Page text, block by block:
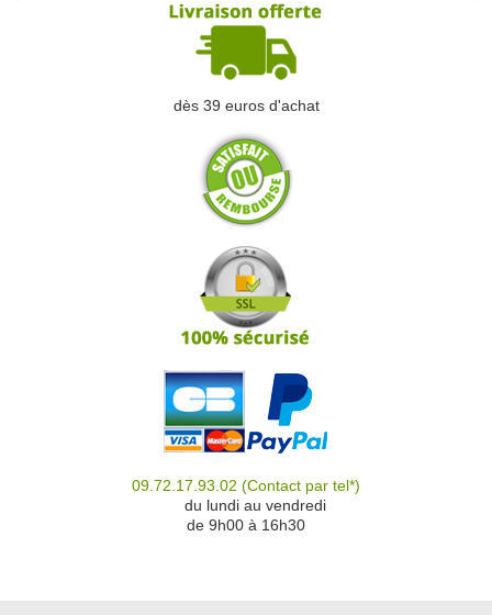
dès 39 euros d'achat
09.72.17.93.02 (Contact par tel*)
du lundi au vendredi
de 9h00 à 16h30